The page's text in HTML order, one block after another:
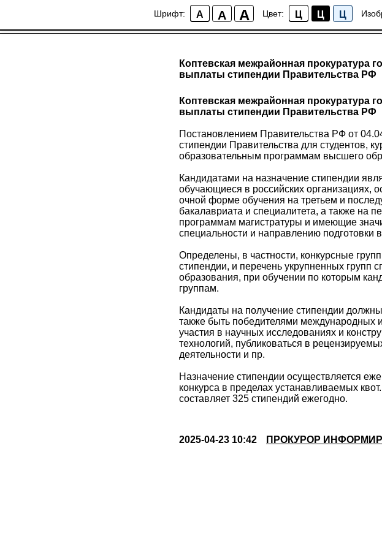
Шрифт: A A A Цвет: Ц Ц Ц
Коптевская межрайонная прокуратура
выплаты стипендии Правительства РФ
Коптевская межрайонная прокуратура
выплаты стипендии Правительства РФ
Постановлением Правительства РФ от
стипендии Правительства для студентов,
образовательным программам высшего
Кандидатами на назначение стипендии
обучающиеся в российских организациях,
очной форме обучения на третьем и
бакалавриата и специалитета, а также на
программам магистратуры и имеющие
специальности и направлению
Определены, в частности, конкурсные
стипендии, и перечень укрупненных групп
образования, при обучении по которым
группам.
Кандидаты на получение стипендии
также быть победителями международных
участия в научных исследованиях и
технологий, публиковаться в
деятельности и пр.
Назначение стипендии осуществляется
конкурса в пределах устанавливаемых
составляет 325 стипендий ежегодно.
2025-04-23 10:42 ПРОКУРОР